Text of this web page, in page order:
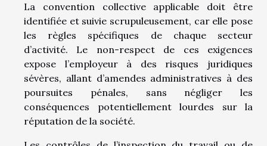
La convention collective applicable doit être
identifiée et suivie scrupuleusement, car elle pose
les règles spécifiques de chaque secteur
d’activité. Le non-respect de ces exigences
expose l’employeur à des risques juridiques
sévères, allant d’amendes administratives à des
poursuites pénales, sans négliger les
conséquences potentiellement lourdes sur la
réputation de la société.